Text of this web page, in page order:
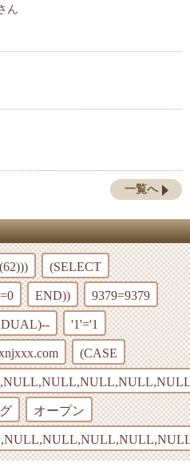
ん
一覧へ
(SELECT
END)) 9379=9379
DUAL)-- '1'='1
(CASE
オープン